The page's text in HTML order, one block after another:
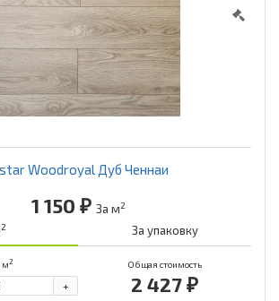
Woodroyal Дуб Ченнаи
1 150 ₽ За м2
2 За упаковку
м2 Общая стоимость
2 427 ₽
+